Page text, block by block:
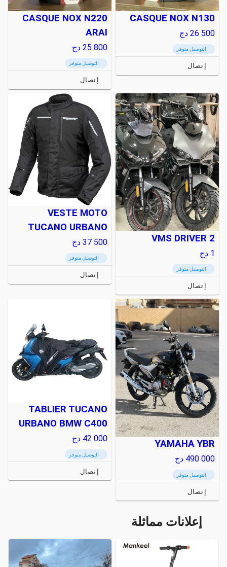
CASQUE NOX N130
26 500 دج
التوصيل متوفر
إتصال
CASQUE NOX N220
ARAI
25 800 دج
التوصيل متوفر
إتصال
VMS DRIVER 2
1 دج
التوصيل متوفر
إتصال
VESTE MOTO
TUCANO URBANO
37 500 دج
التوصيل متوفر
إتصال
YAMAHA YBR
490 000 دج
التوصيل متوفر
إتصال
TABLIER TUCANO
URBANO BMW C400
42 000 دج
التوصيل متوفر
إتصال
إعلانات مماثلة